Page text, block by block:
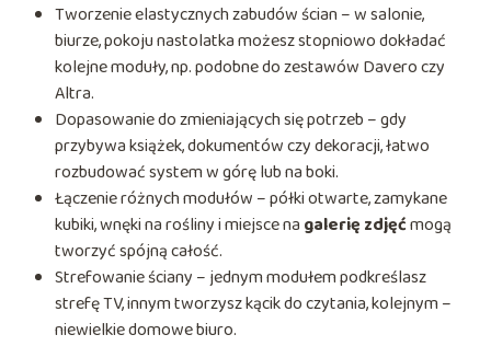
Tworzenie elastycznych zabudów ścian – w salonie,
biurze, pokoju nastolatka możesz stopniowo dokładać
kolejne moduły, np. podobne do zestawów Davero czy
Altra.
Dopasowanie do zmieniających się potrzeb – gdy
przybywa książek, dokumentów czy dekoracji, łatwo
rozbudować system w górę lub na boki.
Łączenie różnych modułów – półki otwarte, zamykane
kubiki, wnęki na rośliny i miejsce na galerię zdjęćmogą
tworzyć spójną całość.
Strefowanie ściany – jednym modułem podkreślasz
strefę TV, innym tworzysz kącik do czytania, kolejnym –
niewielkie domowe biuro.